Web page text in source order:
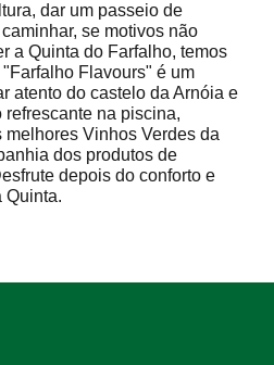
dar um passeio de
se motivos não
a Quinta do Farfalho, temos
Flavours" é um
atento do castelo da Arnóia e
na piscina,
melhores Vinhos Verdes da
dos produtos de
depois do conforto e
Quinta.